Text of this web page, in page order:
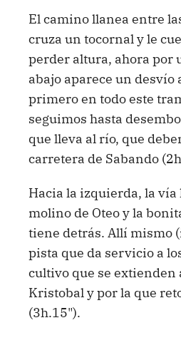
El camino llanea entre
cruza un tocornal y le
perder altura, ahora por
abajo aparece un desvío
primero en todo este
seguimos hasta
que lleva al río, que
carretera de Sabando
Hacia la izquierda, la vía
molino de Oteo y la
tiene detrás. Allí mismo
pista que da servicio a
cultivo que se extienden
Kristobal y por la que
(3h.15").